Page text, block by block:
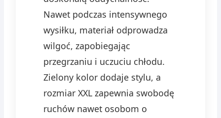
Nawet podczas intensywnego
wysiłku, materiał odprowadza
wilgoć, zapobiegając
przegrzaniu i uczuciu chłodu.
Zielony kolor dodaje stylu, a
rozmiar XXL zapewnia swobodę
ruchów nawet osobom o